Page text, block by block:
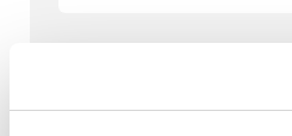
Anno 2026